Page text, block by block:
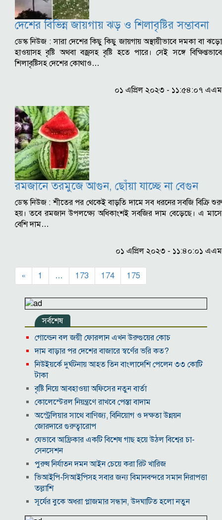
দেশের বিভিন্ন জায়গায় ঝড় ও শিলাবৃষ্টির সম্ভাবনা
ডেস্ক নিউজ : সারা দেশের কিছু কিছু জায়গায় অস্থায়ীভাবে দমকা বা ঝড়ো
হাওয়াসহ বৃষ্টি অথবা বজ্রসহ বৃষ্টি হতে পারে। সেই সঙ্গে বিক্ষিপ্তভাবে
শিলাবৃষ্টিসহ দেশের কোথাও…
০১ এপ্রিল ২০২৩ - ১১:৫৪:০৭ এএম
রমজানে তরমুজে আগুন, ছোঁয়া যাচ্ছে না বেগুন
ডেস্ক নিউজ : শীতের পর থেকেই বাড়তি দামে সব ধরনের সবজি বিক্রি শুরু
হয়। তবে রমজান উপলক্ষ্যে অধিকাংশই সবজির দাম বেড়েছে। এ মাসে
বেশি দাম…
০১ এপ্রিল ২০২৩ - ১১:৪০:০১ এএম
« 1 … 173 174 175
সর্বশেষ
গোল্ডেন বল জয়ী ফোরলান এখন উরুগুয়ের কোচ
দাম বাড়ার পর দেশের বাজারে স্বর্ণের ভরি কত?
নিউইয়র্কে দুর্ঘটনায় আহত তিন বাংলাদেশি পেলেন ৩৩ কোটি
টাকা
বৃষ্টি নিয়ে আবহাওয়া অফিসের নতুন বার্তা
কোলেস্টেরল নিয়ন্ত্রণে রাখবে পেস্তা বাদাম
অস্ট্রেলিয়ার সাথে বাণিজ্য, বিনিয়োগ ও দক্ষতা উন্নয়ন
জোরদারে গুরুত্বারোপ
যেভাবে আফ্রিকার একটি বিশেষ গাছ হয়ে উঠল বিশ্বের চা-
সেনসেশন
পুরুষ নির্যাতন দমন আইন চেয়ে করা রিট খারিজ
ভিআইপি-সিআইপিসহ সবার জন্য বিমানবন্দরে সমান নিরাপত্তা
তল্লাশি
সূর্যের বুকে অধরা প্লাজমার সন্ধান, উদ্ঘাটিত হলো নতুন